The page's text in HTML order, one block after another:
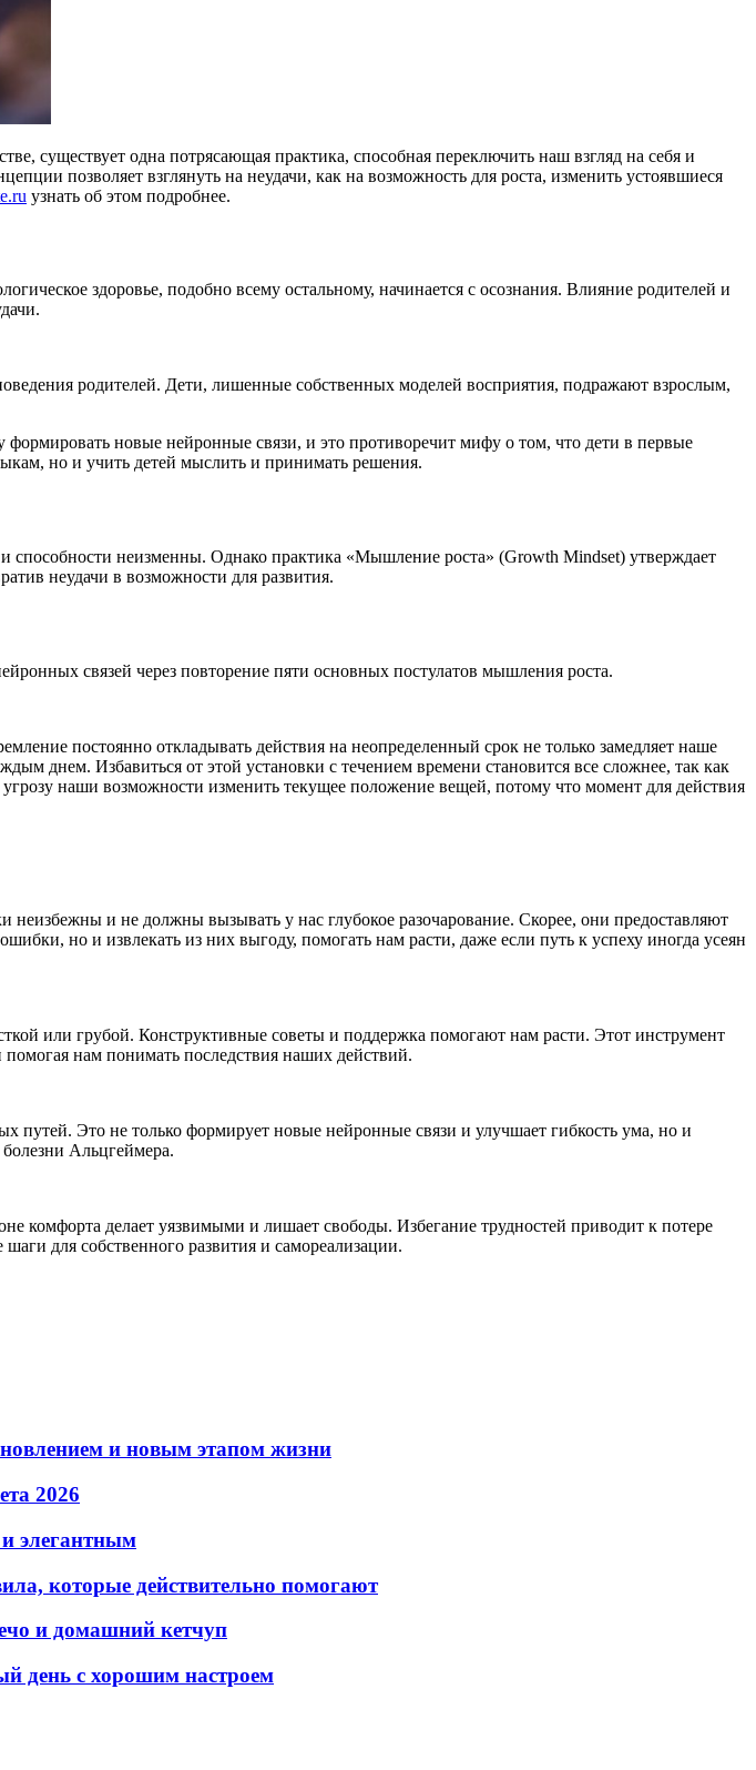
существует одна потрясающая практика, способная переключить наш взгляд на себя и
позволяет взглянуть на неудачи, как на возможность для роста, изменить устоявшиеся
узнать об этом подробнее.
здоровье, подобно всему остальному, начинается с осознания. Влияние родителей и
родителей. Дети, лишенные собственных моделей восприятия, подражают взрослым,
формировать новые нейронные связи, и это противоречит мифу о том, что дети в первые
но и учить детей мыслить и принимать решения.
и способности неизменны. Однако практика «Мышление роста» (Growth Mindset) утверждает
неудачи в возможности для развития.
связей через повторение пяти основных постулатов мышления роста.
постоянно откладывать действия на неопределенный срок не только замедляет наше
днем. Избавиться от этой установки с течением времени становится все сложнее, так как
наши возможности изменить текущее положение вещей, потому что момент для действия
и не должны вызывать у нас глубокое разочарование. Скорее, они предоставляют
но и извлекать из них выгоду, помогать нам расти, даже если путь к успеху иногда усеян
или грубой. Конструктивные советы и поддержка помогают нам расти. Этот инструмент
нам понимать последствия наших действий.
Это не только формирует новые нейронные связи и улучшает гибкость ума, но и
Альцгеймера.
комфорта делает уязвимыми и лишает свободы. Избегание трудностей приводит к потере
для собственного развития и самореализации.
и новым этапом жизни
2026
элегантным
которые действительно помогают
и домашний кетчуп
день с хорошим настроем